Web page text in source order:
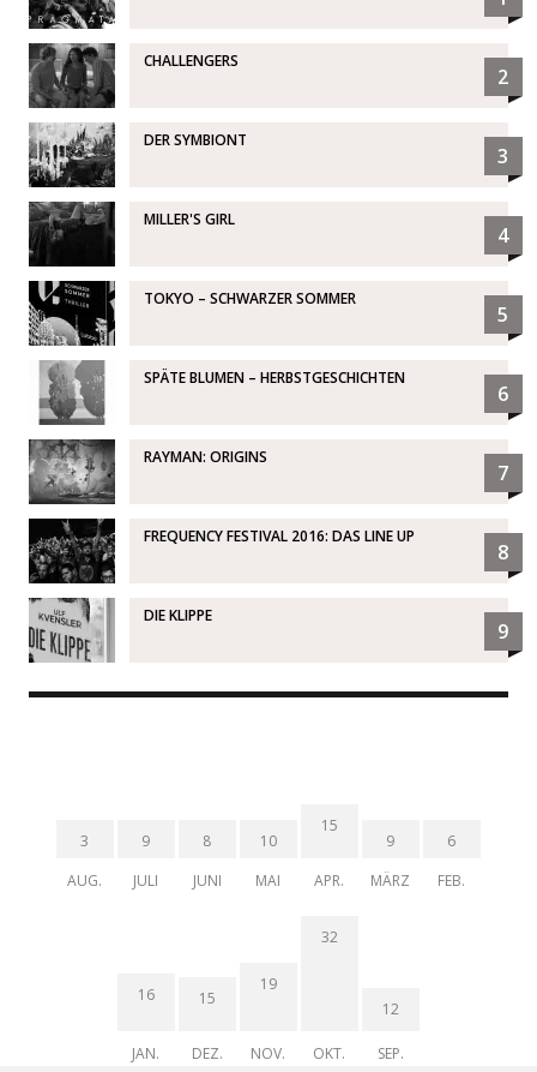
CHALLENGERS
2
DER SYMBIONT
3
MILLER'S GIRL
4
TOKYO – SCHWARZER SOMMER
5
SPÄTE BLUMEN – HERBSTGESCHICHTEN
6
RAYMAN: ORIGINS
7
FREQUENCY FESTIVAL 2016: DAS LINE UP
8
DIE KLIPPE
9
3
AUG.
9
JULI
8
JUNI
10
MAI
15
APR.
9
MÄRZ
6
FEB.
16
JAN.
15
DEZ.
19
NOV.
32
OKT.
12
SEP.